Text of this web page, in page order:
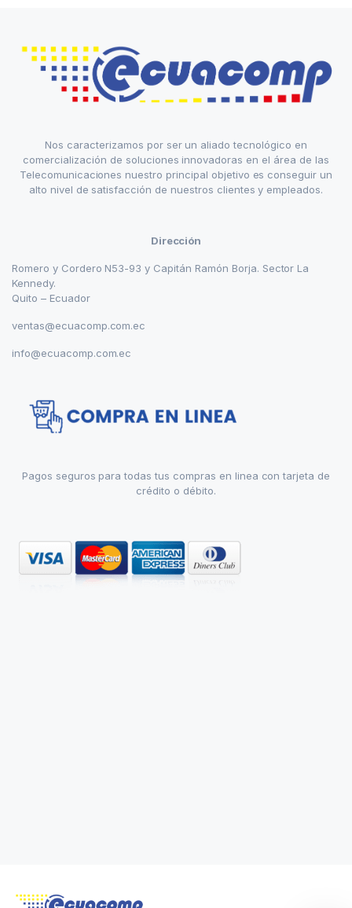
Nos caracterizamos por ser un aliado tecnológico en
comercialización de soluciones innovadoras en el área de las
Telecomunicaciones nuestro principal objetivo es conseguir un
alto nivel de satisfacción de nuestros clientes y empleados.
Dirección
Romero y Cordero N53-93 y Capitán Ramón Borja. Sector La
Kennedy.
Quito – Ecuador
ventas@ecuacomp.com.ec
info@ecuacomp.com.ec
Pagos seguros para todas tus compras en linea con tarjeta de
crédito o débito.